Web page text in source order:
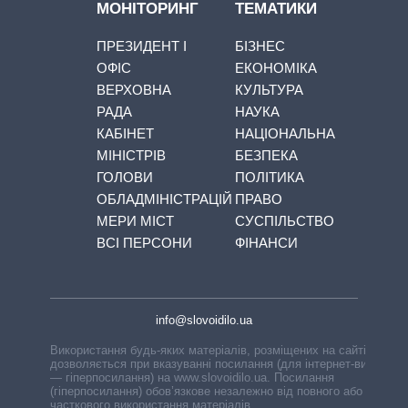
МОНІТОРИНГ
ПРЕЗИДЕНТ І
ОФІС
ВЕРХОВНА
РАДА
КАБІНЕТ
МІНІСТРІВ
ГОЛОВИ
ОБЛАДМІНІСТРАЦІЙ
МЕРИ МІСТ
ВСІ ПЕРСОНИ
ТЕМАТИКИ
БІЗНЕС
ЕКОНОМІКА
КУЛЬТУРА
НАУКА
НАЦІОНАЛЬНА
БЕЗПЕКА
ПОЛІТИКА
ПРАВО
СУСПІЛЬСТВО
ФІНАНСИ
info@slovoidilo.ua
Використання будь-яких матеріалів, розміщених на сайті,
дозволяється при вказуванні посилання (для інтернет-видань
— гіперпосилання) на www.slovoidilo.ua. Посилання
(гіперпосилання) обов’язкове незалежно від повного або
часткового використання матеріалів.